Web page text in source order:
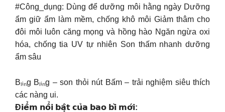
#Công_dụng: Dùng để dưỡng môi hằng ngày Dưỡng
ẩm giữ ẩm làm mềm, chống khô môi Giảm thâm cho
đôi môi luôn căng mọng và hồng hào Ngăn ngừa oxi
hóa, chống tia UV tự nhiên Son thấm nhanh dưỡng
ẩm sâu
Bₗᵢₙg Bₗᵢₙg – son thỏi nút Bấm – trải nghiệm siêu thích
các nàng ui.
Đ𝗶𝗲̂̉𝗺 𝗻𝗼̂̉𝗶 𝗯𝗮̣̂𝘁 𝗰𝘂̉𝗮 𝗯𝗮𝗼 𝗯𝗶̀ 𝗺𝗼̛́𝗶: